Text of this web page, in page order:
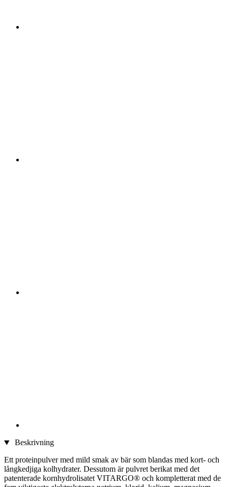
Beskrivning
Ett proteinpulver med mild smak av bär som blandas med kort- och
långkedjiga kolhydrater. Dessutom är pulvret berikat med det
patenterade kornhydrolisatet VITARGO® och kompletterat med de